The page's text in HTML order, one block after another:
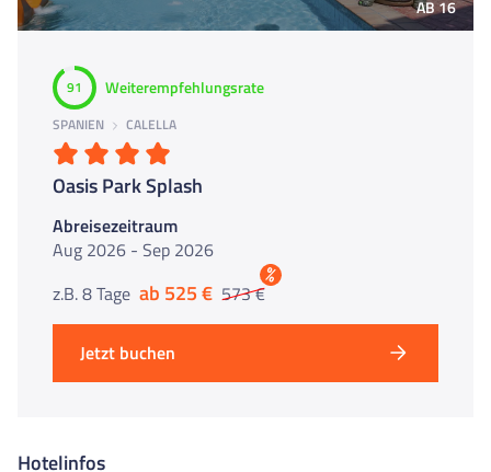
AB 16
91 Weiterempfehlungsrate
SPANIEN CALELLA
Oasis Park Splash
Abreisezeitraum
Aug 2026 - Sep 2026
z.B. 8 Tage ab 525 € 573 €
%
Jetzt buchen
Hotelinfos